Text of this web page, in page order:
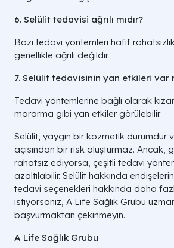
6. Selülit tedavisi ağrılı mıdır?
Bazı tedavi yöntemleri hafif
genellikle ağrılı değildir.
7. Selülit tedavisinin yan etkileri var
Tedavi yöntemlerine bağlı olarak
morarma gibi yan etkiler görülebilir.
Selülit, yaygın bir kozmetik durumdur
açısından bir risk oluşturmaz. Ancak,
rahatsız ediyorsa, çeşitli tedavi
azaltılabilir. Selülit hakkında
tedavi seçenekleri hakkında daha
istiyorsanız, A Life Sağlık Grubu
başvurmaktan çekinmeyin.
A Life Sağlık Grubu